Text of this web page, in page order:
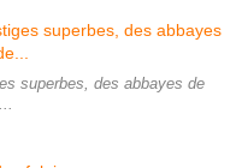
superbes, des abbayes de